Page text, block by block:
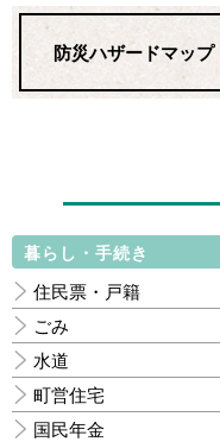
防災ハザードマップ
暮らし・手続き
住民票・戸籍
ごみ
水道
町営住宅
国民年金